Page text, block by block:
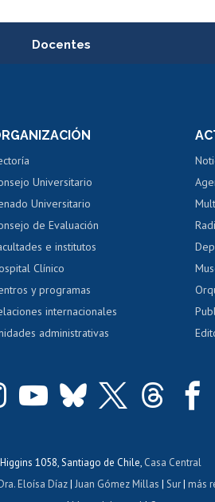
Docentes
Perfeccionamiento
Evaluación docente
Calificación académica
Postulación al AUCAI
Tarjeta TUI
Universitario
Universitario
de Evaluación
e institutos
Clínico
y programas
internacionales
administrativas
1058, Santiago de Chile, Casa Central
Eloísa Díaz| Juan Gómez Millas | Sur| más